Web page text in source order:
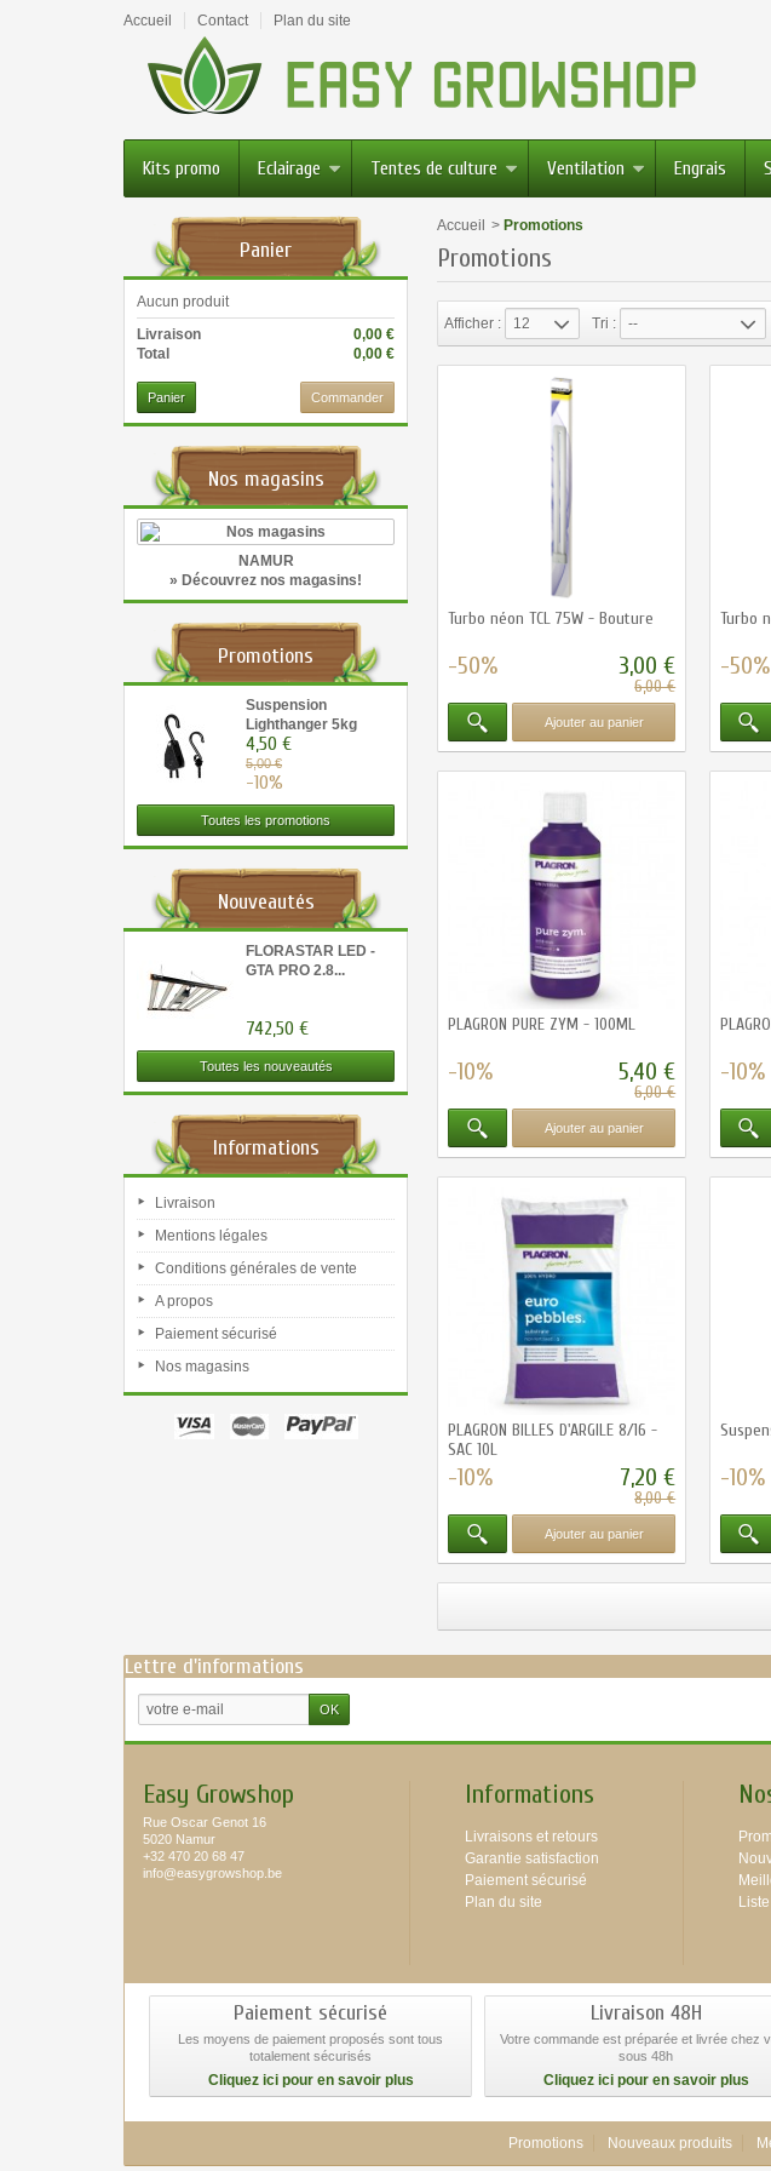
Accueil Contact Plan du site
Kits promo Eclairage Tentes de culture Ventilation Engrais
Panier
Aucun produit
0,00 €
Livraison
0,00 €
Total
Panier Commander
Nos magasins
NAMUR
» Découvrez nos magasins!
Promotions
Suspension
Lighthanger 5kg
4,50 €
5,00 €
-10%
Toutes les promotions
Nouveautés
FLORASTAR LED -
GTA PRO 2.8...
742,50 €
Toutes les nouveautés
Informations
Livraison
Mentions légales
Conditions générales de vente
A propos
Paiement sécurisé
Nos magasins
Accueil > Promotions
Promotions
Afficher : 12 Tri : --
Turbo néon TCL 75W - Bouture
-50% 3,00 €
6,00 €
Ajouter au panier
Turbo
-50%
PLAGRON PURE ZYM - 100ML
-10% 5,40 €
6,00 €
Ajouter au panier
-10%
PLAGRON BILLES D'ARGILE 8/16 -
SAC 10L
-10% 7,20 €
8,00 €
Ajouter au panier
-10%
Lettre d'informations
Easy Growshop
Rue Oscar Genot 16
5020 Namur
+32 470 20 68 47
info@easygrowshop.be
Informations
Livraisons et retours
Garantie satisfaction
Paiement sécurisé
Plan du site
Paiement sécurisé
Les moyens de paiement proposés sont tous
totalement sécurisés
Cliquez ici pour en savoir plus
Livraison 48H
Votre commande est préparée et livrée chez
sous 48h
Cliquez ici pour en savoir plus
Promotions Nouveaux produits